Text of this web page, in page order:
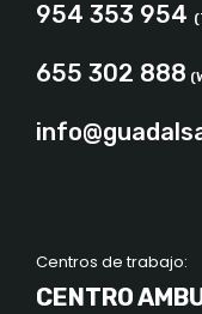
954 353 954
655 302 888
Centros de trabajo:
CENTRO